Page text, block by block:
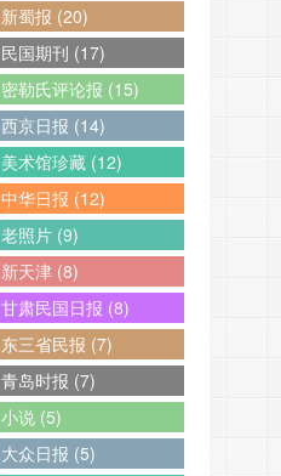
新蜀报 (20)
民国期刊 (17)
密勒氏评论报 (15)
西京日报 (14)
美术馆珍藏 (12)
中华日报 (12)
老照片 (9)
新天津 (8)
甘肃民国日报 (8)
东三省民报 (7)
青岛时报 (7)
小说 (5)
大众日报 (5)